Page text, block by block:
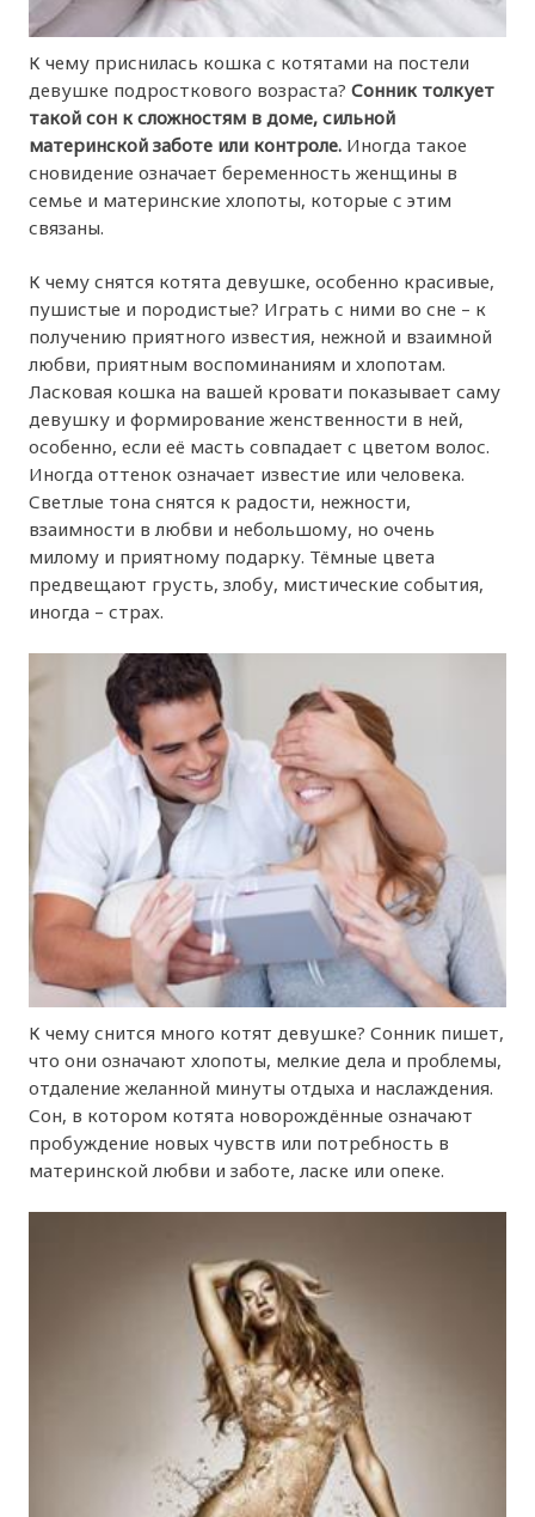
К чему приснилась кошка с котятами на постели
девушке подросткового возраста?Сонник толкует
такой сон к сложностям в доме, сильной
материнской заботе или контроле. Иногда такое
сновидение означает беременность женщины в
семье и материнские хлопоты, которые с этим
связаны.
К чему снятся котята девушке, особенно красивые,
пушистые и породистые? Играть с ними во сне – к
получению приятного известия, нежной и взаимной
любви, приятным воспоминаниям и хлопотам.
Ласковая кошка на вашей кровати показывает саму
девушку и формирование женственности в ней,
особенно, если её масть совпадает с цветом волос.
Иногда оттенок означает известие или человека.
Светлые тона снятся к радости, нежности,
взаимности в любви и небольшому, но очень
милому и приятному подарку. Тёмные цвета
предвещают грусть, злобу, мистические события,
иногда – страх.
К чему снится много котят девушке? Сонник пишет,
что они означают хлопоты, мелкие дела и проблемы,
отдаление желанной минуты отдыха и наслаждения.
Сон, в котором котята новорождённые означают
пробуждение новых чувств или потребность в
материнской любви и заботе, ласке или опеке.